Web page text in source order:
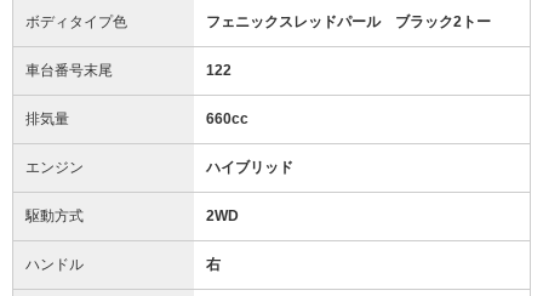
ボディタイプ色 フェニックスレッドパール ブラック2トー
車台番号末尾 122
排気量 660cc
エンジン ハイブリッド
駆動方式 2WD
ハンドル 右